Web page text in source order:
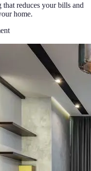
reduces your bills and
home.